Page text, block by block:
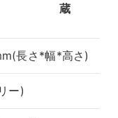
蔵
長さ*幅*高さ)
ー)